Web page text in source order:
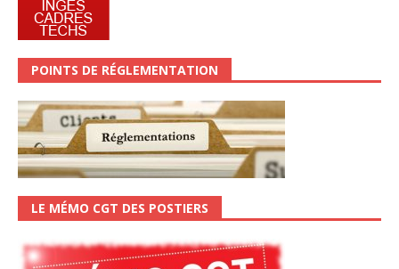
POINTS DE RÉGLEMENTATION
LE MÉMO CGT DES POSTIERS